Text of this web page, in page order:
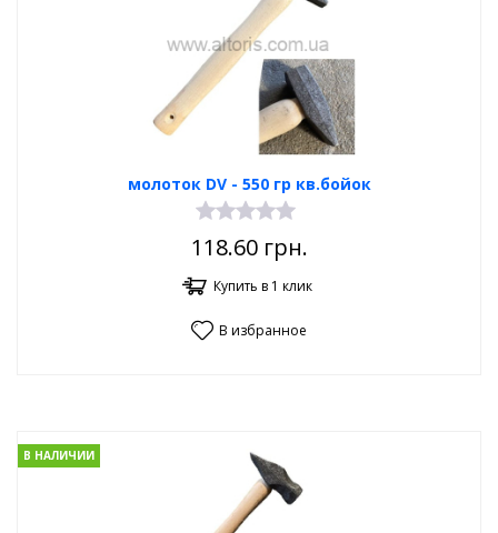
молоток DV - 550 гр кв.бойок
118.60грн.
Купить в 1 клик
В избранное
В НАЛИЧИИ